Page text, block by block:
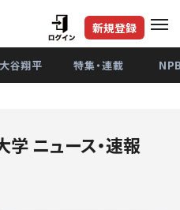
新規登録
大谷翔平 特集・連載
ニュース・速報